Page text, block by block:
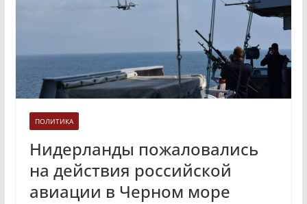
ПОЛИТИКА
Нидерланды пожаловались
на действия российской
авиации в Черном море